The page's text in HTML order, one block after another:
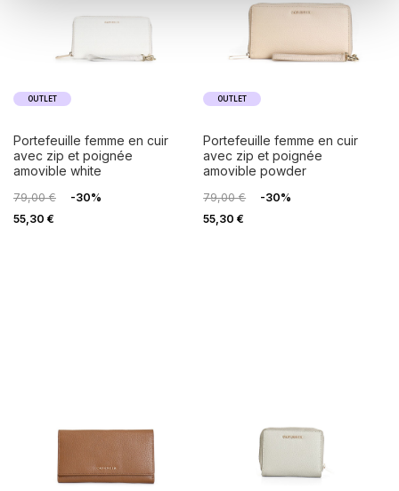
OUTLET
portefeuille femme en cuir
avec zip et poignée
amovible white
79,00 €
-30%
55,30 €
OUTLET
portefeuille femme en cuir
avec zip et poignée
amovible powder
79,00 €
-30%
55,30 €